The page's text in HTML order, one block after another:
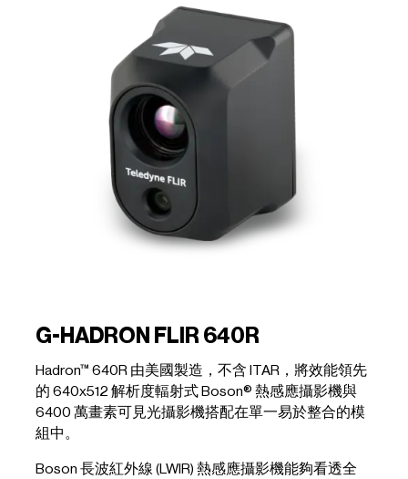
G-HADRON FLIR 640R
Hadron™ 640R 由美國製造，不含 ITAR，將效能領先
的 640x512 解析度輻射式 Boson® 熱感應攝影機與
6400 萬畫素可見光攝影機搭配在單一易於整合的模
組中。
Boson 長波紅外線 (LWIR) 熱感應攝影機能夠看透全